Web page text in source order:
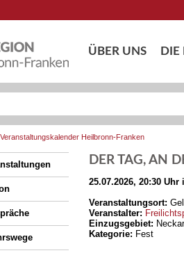
ÜBER UNS DIE
Veranstaltungskalender Heilbronn-Franken
DER TAG, AN
25.07.2026, 20:30
Veranstaltungsort:
Veranstalter:
Einzugsgebiet:
Kategorie: Fest